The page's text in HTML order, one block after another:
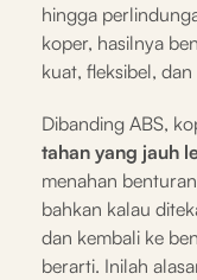
hingga
koper, hasilnya
kuat, fleksibel,
Dibanding ABS,
tahan yang jauh
menahan
bahkan kalau
dan kembali ke
berarti. Inilah